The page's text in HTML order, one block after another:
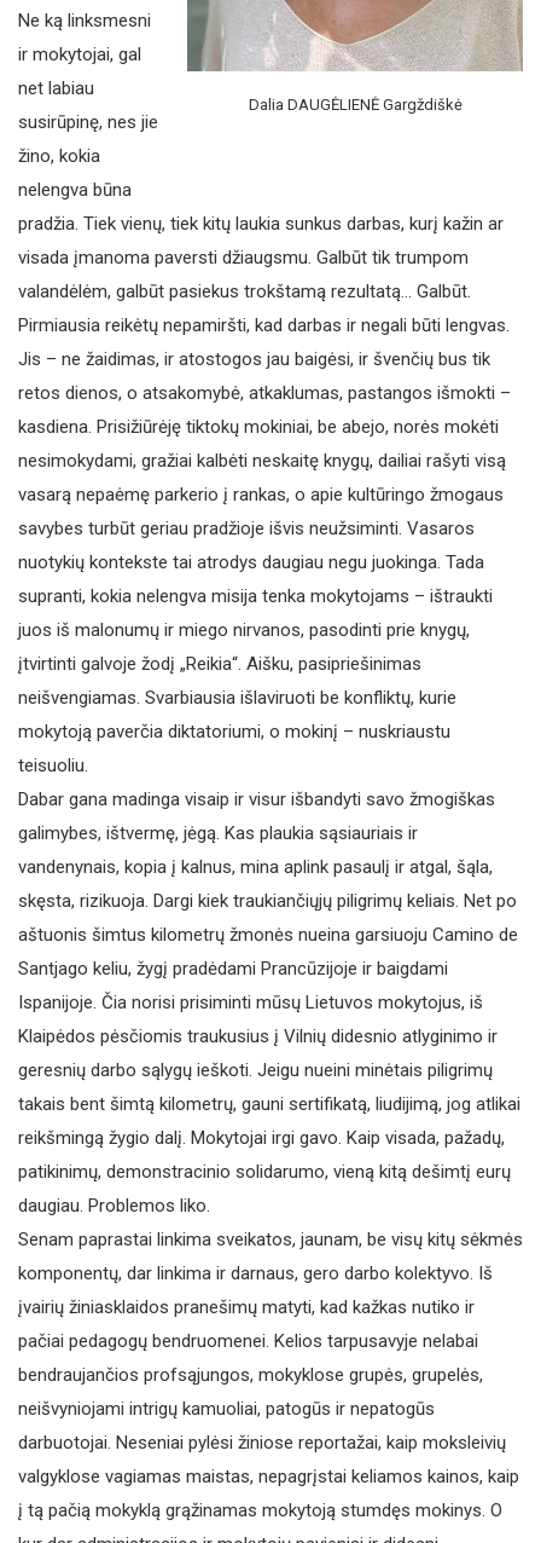
Dalia DAUGĖLIENĖ Gargždiškė
Ne ką linksmesni
ir mokytojai, gal
net labiau
susirūpinę, nes jie
žino, kokia
nelengva būna
pradžia. Tiek vienų, tiek kitų laukia sunkus darbas, kurį kažin ar
visada įmanoma paversti džiaugsmu. Galbūt tik trumpom
valandėlėm, galbūt pasiekus trokštamą rezultatą… Galbūt.
Pirmiausia reikėtų nepamiršti, kad darbas ir negali būti lengvas.
Jis – ne žaidimas, ir atostogos jau baigėsi, ir švenčių bus tik
retos dienos, o atsakomybė, atkaklumas, pastangos išmokti –
kasdiena. Prisižiūrėję tiktokų mokiniai, be abejo, norės mokėti
nesimokydami, gražiai kalbėti neskaitę knygų, dailiai rašyti visą
vasarą nepaėmę parkerio į rankas, o apie kultūringo žmogaus
savybes turbūt geriau pradžioje išvis neužsiminti. Vasaros
nuotykių kontekste tai atrodys daugiau negu juokinga. Tada
supranti, kokia nelengva misija tenka mokytojams – ištraukti
juos iš malonumų ir miego nirvanos, pasodinti prie knygų,
įtvirtinti galvoje žodį „Reikia“. Aišku, pasipriešinimas
neišvengiamas. Svarbiausia išlaviruoti be konfliktų, kurie
mokytoją paverčia diktatoriumi, o mokinį – nuskriaustu
teisuoliu.
Dabar gana madinga visaip ir visur išbandyti savo žmogiškas
galimybes, ištvermę, jėgą. Kas plaukia sąsiauriais ir
vandenynais, kopia į kalnus, mina aplink pasaulį ir atgal, šąla,
skęsta, rizikuoja. Dargi kiek traukiančiųjų piligrimų keliais. Net po
aštuonis šimtus kilometrų žmonės nueina garsiuoju Camino de
Santjago keliu, žygį pradėdami Prancūzijoje ir baigdami
Ispanijoje. Čia norisi prisiminti mūsų Lietuvos mokytojus, iš
Klaipėdos pėsčiomis traukusius į Vilnių didesnio atlyginimo ir
geresnių darbo sąlygų ieškoti. Jeigu nueini minėtais piligrimų
takais bent šimtą kilometrų, gauni sertifikatą, liudijimą, jog atlikai
reikšmingą žygio dalį. Mokytojai irgi gavo. Kaip visada, pažadų,
patikinimų, demonstracinio solidarumo, vieną kitą dešimtį eurų
daugiau. Problemos liko.
Senam paprastai linkima sveikatos, jaunam, be visų kitų sėkmės
komponentų, dar linkima ir darnaus, gero darbo kolektyvo. Iš
įvairių žiniasklaidos pranešimų matyti, kad kažkas nutiko ir
pačiai pedagogų bendruomenei. Kelios tarpusavyje nelabai
bendraujančios profsąjungos, mokyklose grupės, grupelės,
neišvyniojami intrigų kamuoliai, patogūs ir nepatogūs
darbuotojai. Neseniai pylėsi žiniose reportažai, kaip moksleivių
valgyklose vagiamas maistas, nepagrįstai keliamos kainos, kaip
į tą pačią mokyklą grąžinamas mokytoją stumdęs mokinys. O